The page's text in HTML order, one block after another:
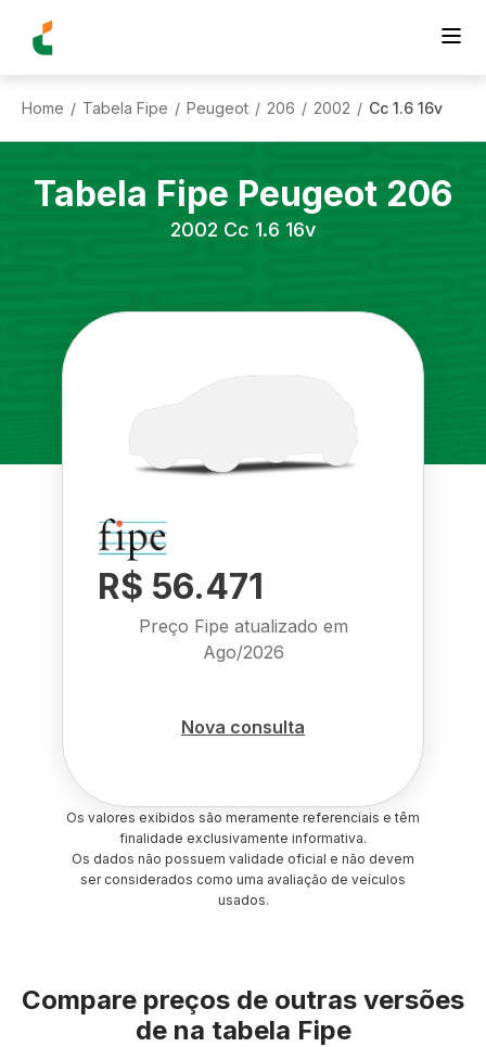
Home / Tabela Fipe / Peugeot / 206 / 2002 / Cc 1.6 16v
Tabela Fipe Peugeot 206
2002 Cc 1.6 16v
R$ 56.471
Preço Fipe atualizado em
Ago/2026
Nova consulta
Os valores exibidos são meramente referenciais e têm
finalidade exclusivamente informativa.
Os dados não possuem validade oficial e não devem
ser considerados como uma avaliação de veículos
usados.
Compare preços de outras versões
de na tabela Fipe